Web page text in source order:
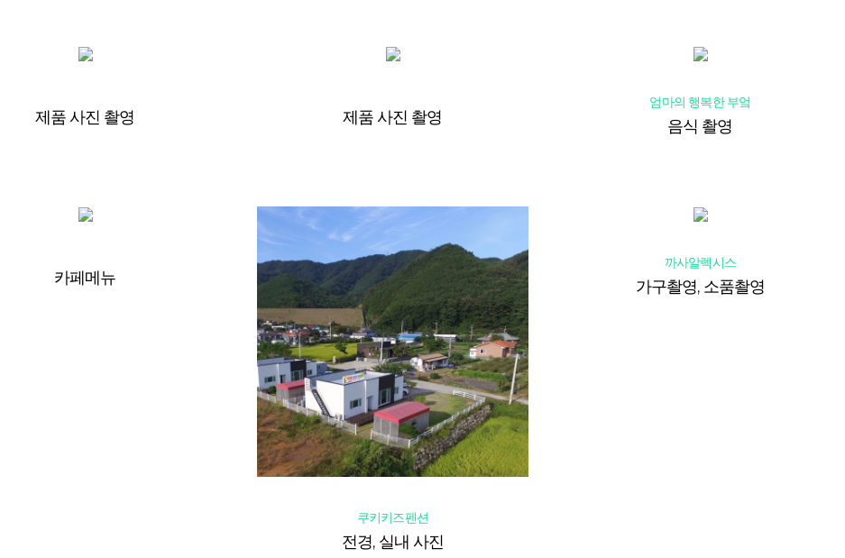
제품 사진 촬영 제품 사진 촬영
엄마의 행복한 부엌
음식 촬영
카페메뉴
쿠키키즈펜션
전경, 실내 사진
까사알렉시스
가구촬영, 소품촬영